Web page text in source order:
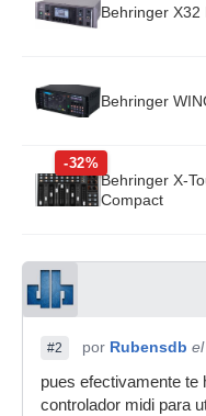
Behringer X32
Behringer
-32%
Behringer X-
Compact
#2 por Rubensdb
pues efectivamente te
controlador midi para